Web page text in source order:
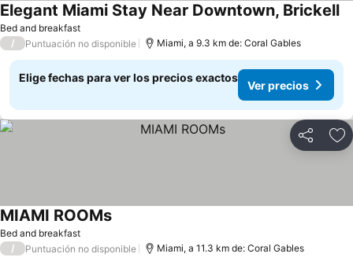
Bed and breakfast
Elegant Miami Stay Near Downtown, Brickell
/ Puntuación no disponible Miami, a 9.3 km de: Coral Gables
Elige fechas para ver los precios exactos
Ver precios
Compartir
Bed and breakfast
MIAMI ROOMs
/ Puntuación no disponible Miami, a 11.3 km de: Coral Gables